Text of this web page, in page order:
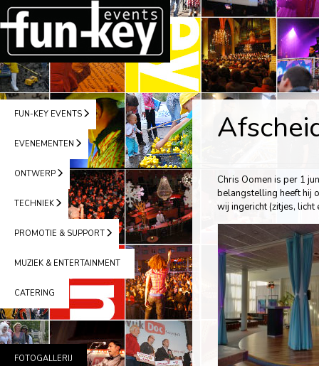
FUN-KEY EVENTS
EVENEMENTEN
ONTWERP
TECHNIEK
PROMOTIE & SUPPORT
MUZIEK & ENTERTAINMENT
CATERING
FOTOGALLERIJ
Chris Oomen is per 1
belangstelling heeft hij
wij ingericht (zitjes,